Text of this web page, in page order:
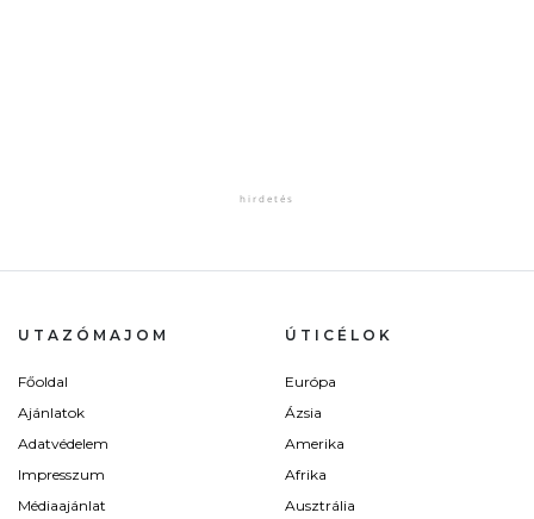
UTAZÓMAJOM
Főoldal
Ajánlatok
Adatvédelem
Impresszum
Médiaajánlat
ÚTICÉLOK
Európa
Ázsia
Amerika
Afrika
Ausztrália